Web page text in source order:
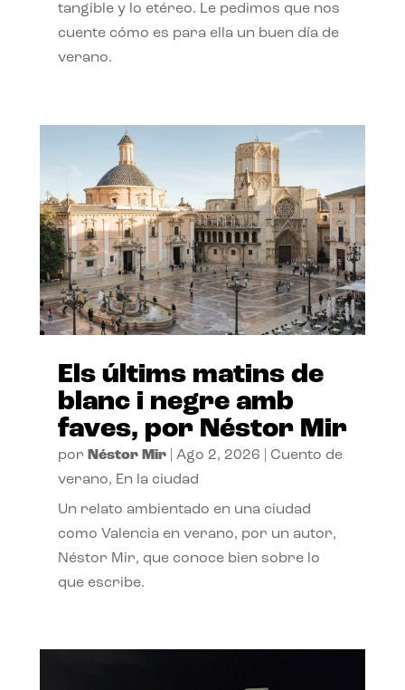
tangible y lo etéreo. Le pedimos que nos
cuente cómo es para ella un buen día de
verano.
Els últims matins de
blanc i negre amb
faves, por Néstor Mir
por Néstor Mir| Ago 2, 2026
Cuento de
verano, En la ciudad
Un relato ambientado en una ciudad
como Valencia en verano, por un autor,
Néstor Mir, que conoce bien sobre lo
que escribe.